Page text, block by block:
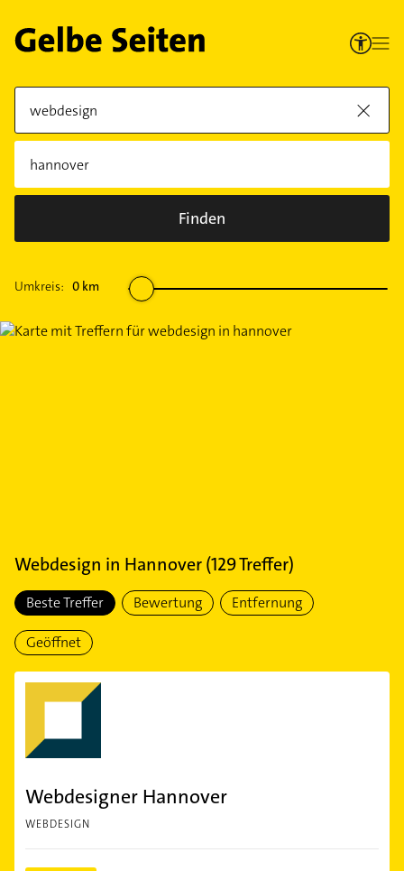
Finden
Umkreis: 0 km
Webdesign in Hannover(129Treffer)
Beste Treffer Bewertung Entfernung
Geöffnet
Webdesigner Hannover
WEBDESIGN